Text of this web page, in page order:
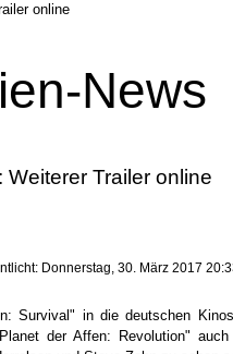
online
News
Trailer online
Donnerstag, 30. März 2017
Survival" in die deutschen
der Affen: Revolution"